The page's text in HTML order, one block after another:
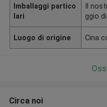
Imballaggi partico
lari
Il
ggio
Luogo di origine Cina
Circa noi